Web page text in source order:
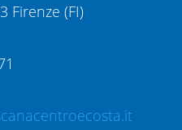
Firenze (FI)